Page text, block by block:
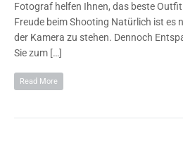
Fotograf helfen Ihnen, das beste
Freude beim Shooting Natürlich ist es
der Kamera zu stehen. Dennoch
Sie zum […]
Read More